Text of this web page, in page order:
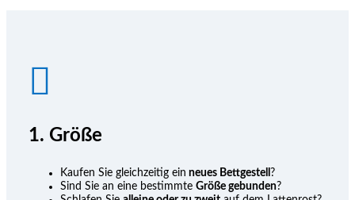

1. Größe
Kaufen Sie gleichzeitig ein neues Bettgestell ?
Sind Sie an eine bestimmte Größe gebunden?